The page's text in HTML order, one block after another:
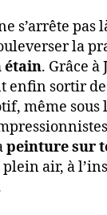
s’arrête pas
la
étain. Grâce à
enfin sortir
même
peinture sur
air, à